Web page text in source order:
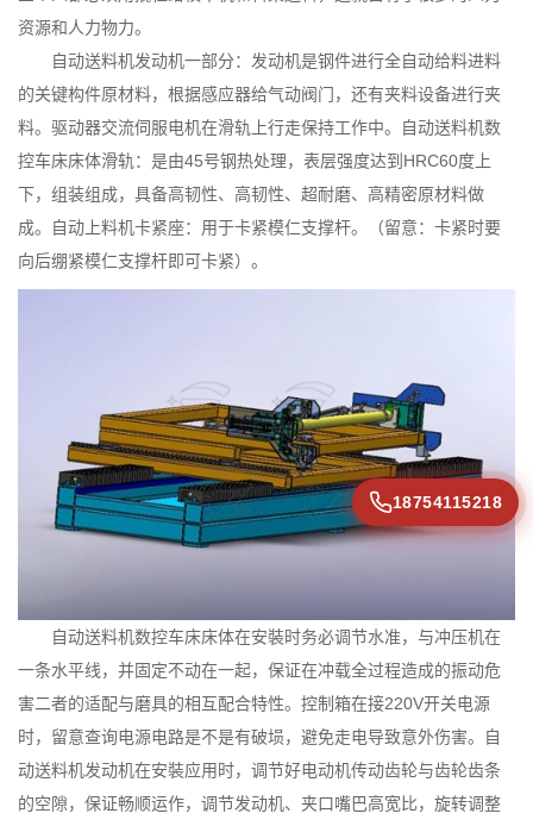
资源和人力物力。
自动送料机发动机一部分：发动机是钢件进行全自动给料进料
的关键构件原材料，根据感应器给气动阀门，还有夹料设备进行夹
料。驱动器交流伺服电机在滑轨上行走保持工作中。自动送料机数
控车床床体滑轨：是由45号钢热处理，表层强度达到HRC60度上
下，组装组成，具备高韧性、高韧性、超耐磨、高精密原材料做
成。自动上料机卡紧座：用于卡紧模仁支撑杆。（留意：卡紧时要
向后绷紧模仁支撑杆即可卡紧）。
自动送料机数控车床床体在安裝时务必调节水准，与冲压机在
一条水平线，并固定不动在一起，保证在冲载全过程造成的振动危
害二者的适配与磨具的相互配合特性。控制箱在接220V开关电源
时，留意查询电源电路是不是有破埙，避免走电导致意外伤害。自
动送料机发动机在安裝应用时，调节好电动机传动齿轮与齿轮齿条
的空隙，保证畅顺运作，调节发动机、夹口嘴巴高宽比，旋转调整
18754115218